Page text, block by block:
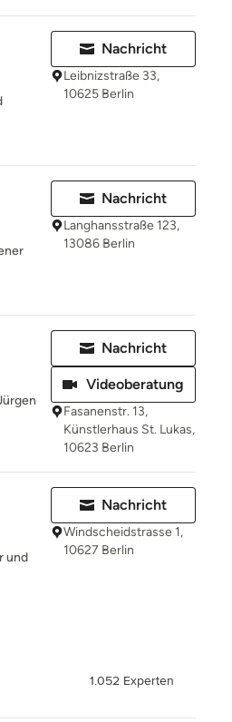
Nachricht
Leibnizstraße 33,
10625 Berlin
Nachricht
Langhansstraße 123,
13086 Berlin
Nachricht
Videoberatung
Fasanenstr. 13,
Künstlerhaus St. Lukas,
10623 Berlin
und
Nachricht
Windscheidstrasse 1,
10627 Berlin
1.052 Experten